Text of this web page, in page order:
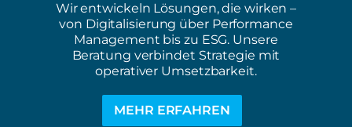
Wir entwickeln Lösungen, die wirken –
von Digitalisierung über Performance
Management bis zu ESG. Unsere
Beratung verbindet Strategie mit
operativer Umsetzbarkeit.
MEHR ERFAHREN